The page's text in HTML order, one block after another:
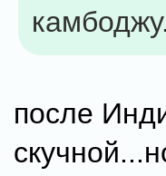
камбоджу.
после